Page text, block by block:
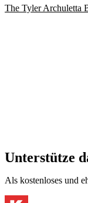
The Tyler Archuletta
Unterstütze
Als kostenloses und